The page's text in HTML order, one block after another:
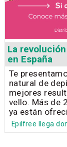
La
en España
Te
natural de
mejores
vello. Más de
ya están
Epilfree llega